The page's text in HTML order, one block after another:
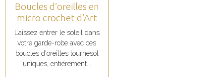
Boucles d’oreilles en
micro crochet d’Art
Laissez entrer le soleil dans
votre garde-robe avec ces
boucles d'oreilles tournesol
uniques, entièrement...